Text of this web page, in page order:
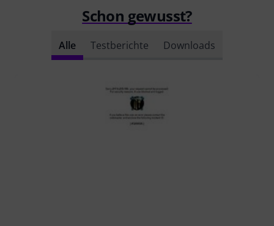
Schon gewusst?
Alle Testberichte Downloads